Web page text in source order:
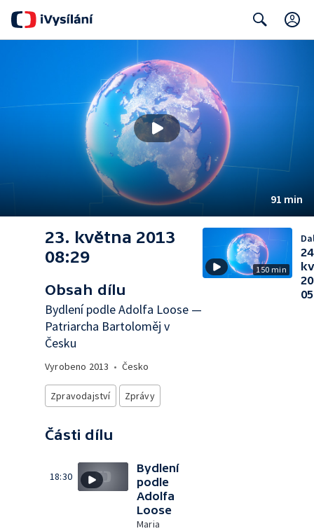
91 min
23. května 2013
08:29
Obsah dílu
Bydlení podle Adolfa Loose —
Patriarcha Bartoloměj v
Česku
Vyrobeno 2013 • Česko
Zpravodajství Zprávy
Části dílu
18:30
Bydlení
podle
Adolfa
Loose
Maria
150 min